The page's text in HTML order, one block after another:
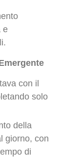
e
con il
solo
della
giorno, con
di